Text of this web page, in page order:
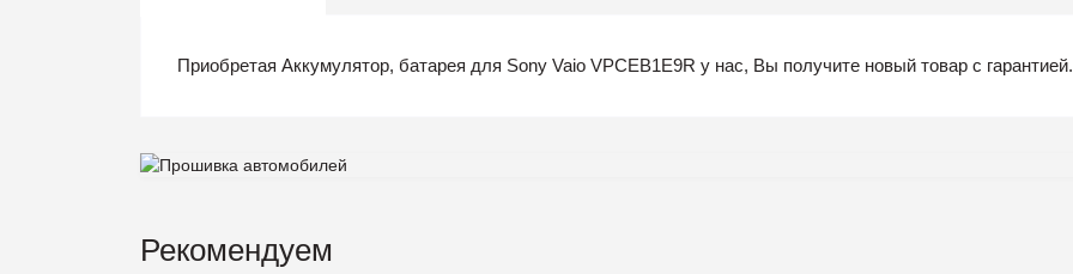
Приобретая Аккумулятор, батарея для Sony Vaio VPCEB1E9R у нас, Вы получите новый товар с гарантией.
Рекомендуем